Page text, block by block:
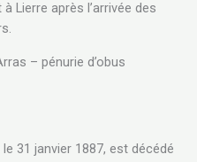
Lierre après l’arrivée des
– pénurie d’obus
31 janvier 1887, est décédé